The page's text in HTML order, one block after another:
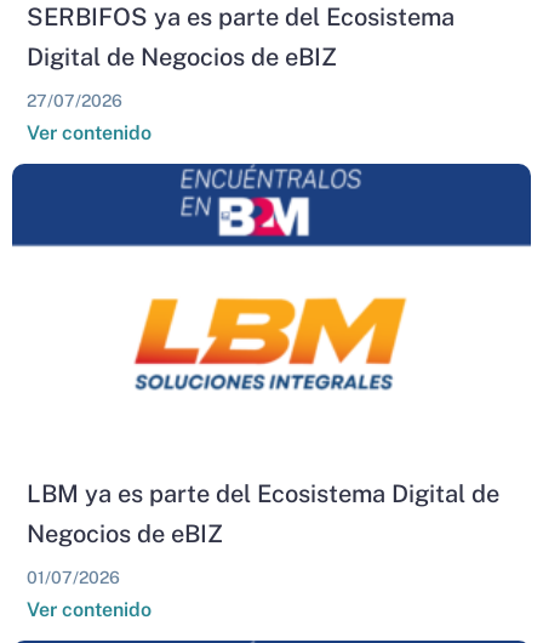
SERBIFOS ya es parte del Ecosistema
Digital de Negocios de eBIZ
27/07/2026
Ver contenido
LBM ya es parte del Ecosistema Digital de
Negocios de eBIZ
01/07/2026
Ver contenido